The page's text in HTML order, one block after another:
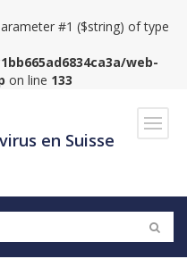
#1 ($string) of type
web-
on line 133
en Suisse